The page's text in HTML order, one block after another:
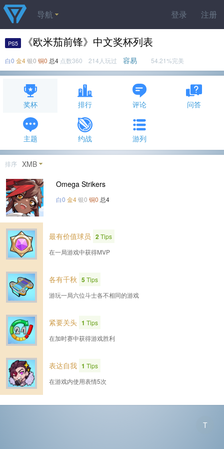
登录 注册
导航
PS5 《欧米茄前锋》中文奖杯列表
白0 金4银0 铜0 总4 点数360 214人玩过 容易 54.21%完美
奖杯 排行 评论 问答
主题 约战 游列
排序 XMB
Omega Strikers
白0 金4银0 铜0 总4
最有价值球员 2Tips
在一局游戏中获得MVP
各有千秋 5Tips
游玩一局六位斗士各不相同的游戏
紧要关头 1 Tips
在加时赛中获得游戏胜利
表达自我 1 Tips
在游戏内使用表情5次
T